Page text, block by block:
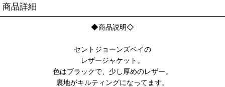
商品詳細
◆商品説明◇
セントジョーンズベイの
レザージャケット。
色はブラックで、少し厚めのレザー。
裏地がキルティングになってます。